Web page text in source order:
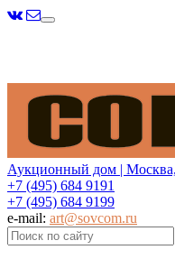
Меню
Аукционный дом |
+7 (495) 684 9191
+7 (495) 684 9199
e-mail: art@sovcom.ru